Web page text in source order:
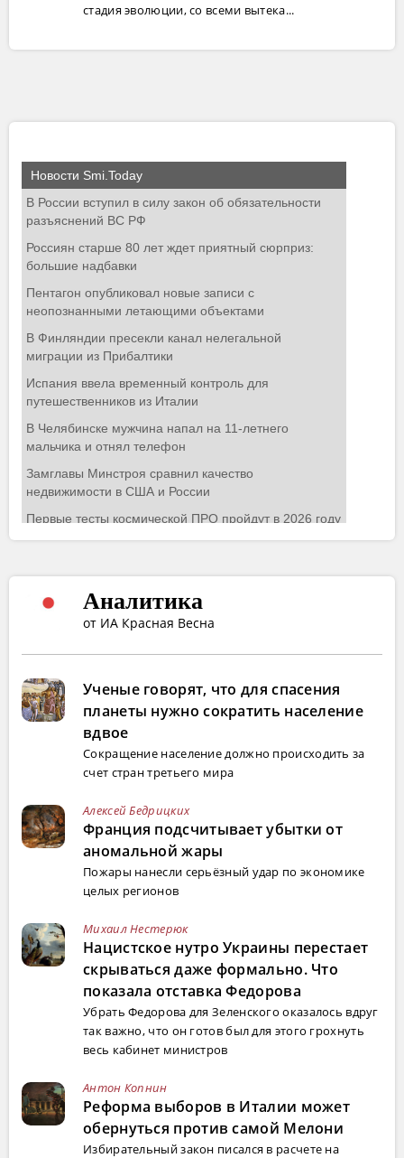
стадия эволюции, со всеми вытека...
Аналитика
от ИА Красная Весна
Ученые говорят, что для спасения
планеты нужно сократить население
вдвое
Сокращение население должно происходить за
счет стран третьего мира
Алексей Бедрицких
Франция подсчитывает убытки от
аномальной жары
Пожары нанесли серьёзный удар по экономике
целых регионов
Михаил Нестерюк
Нацистское нутро Украины перестает
скрываться даже формально. Что
показала отставка Федорова
Убрать Федорова для Зеленского оказалось вдруг
так важно, что он готов был для этого грохнуть
весь кабинет министров
Антон Копнин
Реформа выборов в Италии может
обернуться против самой Мелони
Избирательный закон писался в расчете на